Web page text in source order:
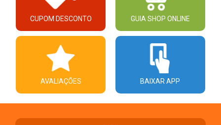
CUPOM DESCONTO GUIA SHOP ONLINE
AVALIAÇÕES BAIXAR APP